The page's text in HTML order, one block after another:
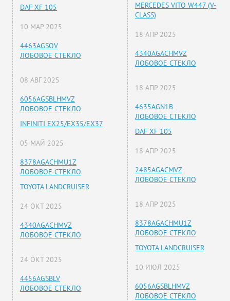
DAF XF 105
10 МАР 2025
4463AGSOV
ЛОБОВОЕ СТЕКЛО
08 АВГ 2025
6056AGSBLHMVZ
ЛОБОВОЕ СТЕКЛО
INFINITI EX25/EX35/EX37
05 МАЙ 2025
8378AGACHMU1Z
ЛОБОВОЕ СТЕКЛО
TOYOTA LANDCRUISER
24 ОКТ 2025
4340AGACHMVZ
ЛОБОВОЕ СТЕКЛО
24 ОКТ 2025
4456AGSBLV
ЛОБОВОЕ СТЕКЛО
MERCEDES VITO W447 (V-
CLASS)
18 АПР 2025
4340AGACHMVZ
ЛОБОВОЕ СТЕКЛО
18 АПР 2025
4635AGN1B
ЛОБОВОЕ СТЕКЛО
DAF XF 105
18 АПР 2025
2485AGACMVZ
ЛОБОВОЕ СТЕКЛО
18 АПР 2025
8378AGACHMU1Z
ЛОБОВОЕ СТЕКЛО
TOYOTA LANDCRUISER
10 ИЮЛ 2025
6056AGSBLHMVZ
ЛОБОВОЕ СТЕКЛО